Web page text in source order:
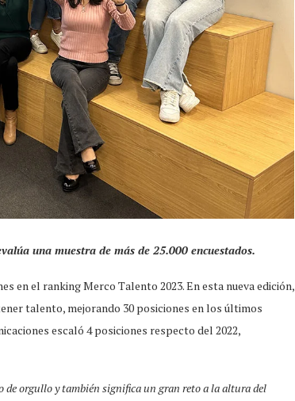
una muestra de más de 25.000 encuestados.
en el ranking Merco Talento 2023. En esta nueva edición,
talento, mejorando 30 posiciones en los últimos
escaló 4 posiciones respecto del 2022,
de orgullo y también significa un gran reto a la altura del